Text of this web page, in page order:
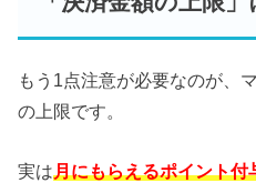
もう1点注意が必要なのが、
の上限です。
実は月にもらえるポイント付